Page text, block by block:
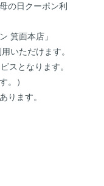
の日クーポン利
箕面本店」
いただけます。
スとなります。
。）
ります。